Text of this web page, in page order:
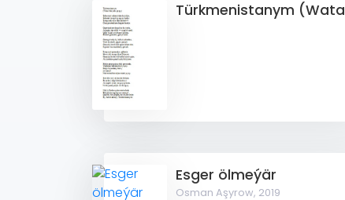
Esger ölmeýär
Osman Aşyrow, 2019